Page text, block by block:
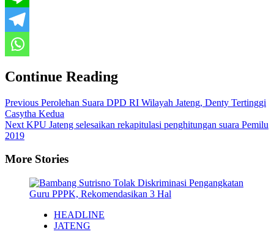
Continue Reading
Previous Perolehan Suara DPD RI Wilayah Jateng, Denty Tertinggi
Casytha Kedua
Next KPU Jateng selesaikan rekapitulasi penghitungan suara Pemilu
2019
More Stories
HEADLINE
JATENG